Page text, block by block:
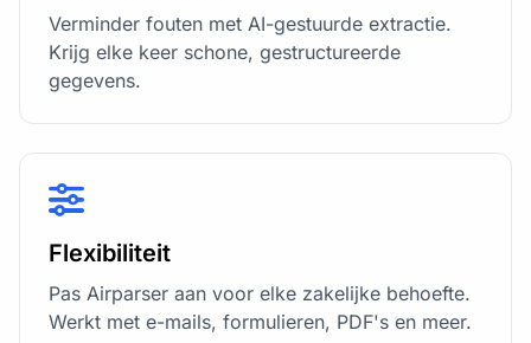
Verminder fouten met AI-gestuurde extractie.
Krijg elke keer schone, gestructureerde
gegevens.
Flexibiliteit
Pas Airparser aan voor elke zakelijke behoefte.
Werkt met e-mails, formulieren, PDF's en meer.